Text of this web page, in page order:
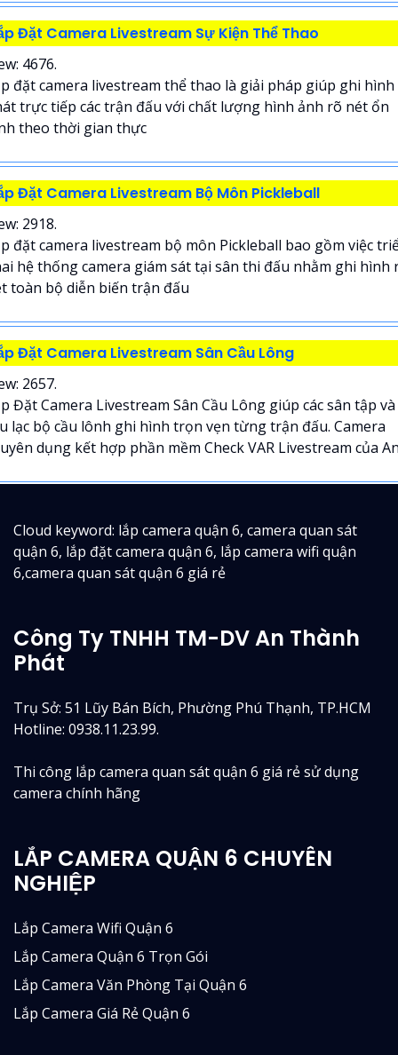
Đặt Camera Livestream Sự Kiện Thể Thao
4676.
đặt camera livestream thể thao là giải pháp giúp ghi hình
trực tiếp các trận đấu với chất lượng hình ảnh rõ nét ổn
theo thời gian thực
Đặt Camera Livestream Bộ Môn Pickleball
2918.
đặt camera livestream bộ môn Pickleball bao gồm việc
hệ thống camera giám sát tại sân thi đấu nhằm ghi hình
toàn bộ diễn biến trận đấu
Đặt Camera Livestream Sân Cầu Lông
2657.
Đặt Camera Livestream Sân Cầu Lông giúp các sân tập và
lạc bộ cầu lônh ghi hình trọn vẹn từng trận đấu. Camera
dụng kết hợp phần mềm Check VAR Livestream của
Cloud keyword: lắp camera quận 6, camera quan sát
quận 6, lắp đặt camera quận 6, lắp camera wifi quận
6,camera quan sát quận 6 giá rẻ
Công Ty TNHH TM-DV An Thành
Phát
Trụ Sở: 51 Lũy Bán Bích, Phường Phú Thạnh, TP.HCM
Hotline: 0938.11.23.99.
Thi công lắp camera quan sát quận 6 giá rẻ sử dụng
camera chính hãng
LẮP CAMERA QUẬN 6 CHUYÊN
NGHIỆP
Lắp Camera Wifi Quận 6
Lắp Camera Quận 6 Trọn Gói
Lắp Camera Văn Phòng Tại Quận 6
Lắp Camera Giá Rẻ Quận 6